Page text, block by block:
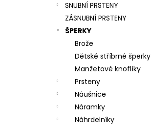
SNUBNÍ PRSTENY
ZÁSNUBNÍ PRSTENY
ŠPERKY
Brože
Dětské stříbrné šperky
Manžetové knoflíky
Prsteny
Náušnice
Náramky
Náhrdelníky